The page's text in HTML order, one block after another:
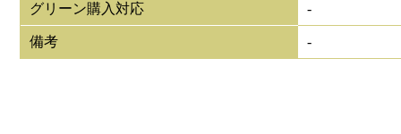
グリーン購入対応 -
備考 -